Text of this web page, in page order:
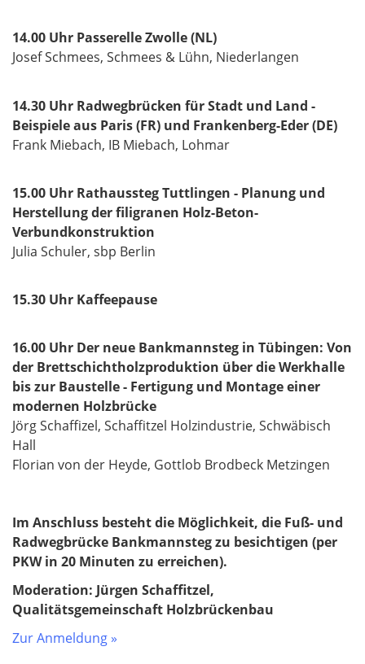
14.00 Uhr Passerelle Zwolle (NL)
Josef Schmees, Schmees & Lühn, Niederlangen
14.30 Uhr Radwegbrücken für Stadt und Land -
Beispiele aus Paris (FR) und Frankenberg-Eder (DE)
Frank Miebach, IB Miebach, Lohmar
15.00 Uhr Rathaussteg Tuttlingen - Planung und
Herstellung der filigranen Holz-Beton-
Verbundkonstruktion
Julia Schuler, sbp Berlin
15.30 Uhr Kaffeepause
16.00 Uhr Der neue Bankmannsteg in Tübingen: Von
der Brettschichtholzproduktion über die Werkhalle
bis zur Baustelle - Fertigung und Montage einer
modernen Holzbrücke
Jörg Schaffizel, Schaffitzel Holzindustrie, Schwäbisch
Hall
Florian von der Heyde, Gottlob Brodbeck Metzingen
Im Anschluss besteht die Möglichkeit, die Fuß- und
Radwegbrücke Bankmannsteg zu besichtigen (per
PKW in 20 Minuten zu erreichen).
Moderation: Jürgen Schaffitzel,
Qualitätsgemeinschaft Holzbrückenbau
Zur Anmeldung »